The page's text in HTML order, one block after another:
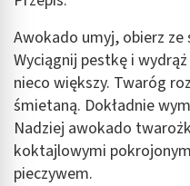
Awokado umyj, obierz ze
Wyciągnij pestkę i
nieco większy. Twaróg
śmietaną. Dokładnie
Nadziej awokado
koktajlowymi
pieczywem.
Rozwój i ulepszanie usług
Wykorzystywanie
wyboru treści
Funkcje specjalne IAB:
Użycie dokładnych
Identyfikowanie urządzeń